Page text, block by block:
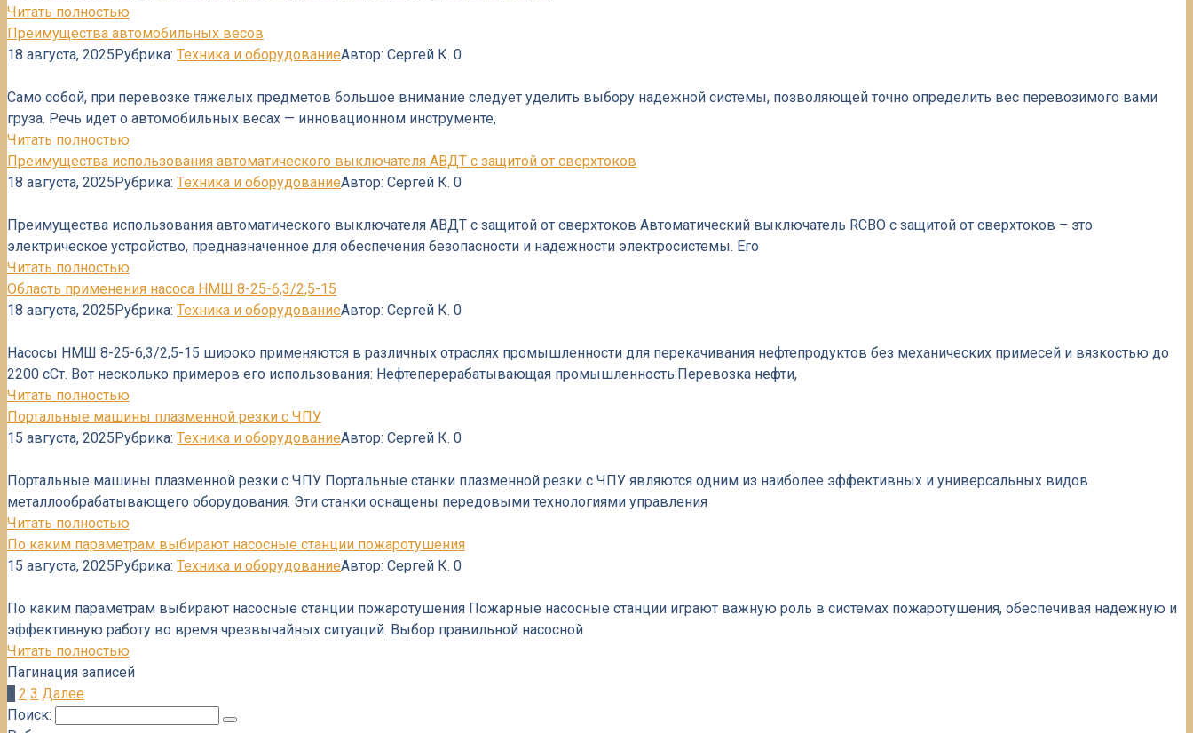
Читать полностью
Преимущества автомобильных весов
18 августа, 2025Рубрика: Техника и оборудованиеАвтор: Сергей К. 0
Само собой, при перевозке тяжелых предметов большое внимание следует уделить выбору надежной системы, позволяющей точно определить вес перевозимого вами
груза. Речь идет о автомобильных весах — инновационном инструменте,
Читать полностью
Преимущества использования автоматического выключателя АВДТ с защитой от сверхтоков
18 августа, 2025Рубрика: Техника и оборудованиеАвтор: Сергей К. 0
Преимущества использования автоматического выключателя АВДТ с защитой от сверхтоков Автоматический выключатель RCBO с защитой от сверхтоков – это
электрическое устройство, предназначенное для обеспечения безопасности и надежности электросистемы. Его
Читать полностью
Область применения насоса НМШ 8-25-6,3/2,5-15
18 августа, 2025Рубрика: Техника и оборудованиеАвтор: Сергей К. 0
Насосы НМШ 8-25-6,3/2,5-15 широко применяются в различных отраслях промышленности для перекачивания нефтепродуктов без механических примесей и вязкостью до
2200 сСт.​ Вот несколько примеров его использования: Нефтеперерабатывающая промышленность:Перевозка нефти,
Читать полностью
Портальные машины плазменной резки с ЧПУ
15 августа, 2025Рубрика: Техника и оборудованиеАвтор: Сергей К. 0
Портальные машины плазменной резки с ЧПУ Портальные станки плазменной резки с ЧПУ являются одним из наиболее эффективных и универсальных видов
металлообрабатывающего оборудования. Эти станки оснащены передовыми технологиями управления
Читать полностью
По каким параметрам выбирают насосные станции пожаротушения
15 августа, 2025Рубрика: Техника и оборудованиеАвтор: Сергей К. 0
По каким параметрам выбирают насосные станции пожаротушения Пожарные насосные станции играют важную роль в системах пожаротушения, обеспечивая надежную и
эффективную работу во время чрезвычайных ситуаций. Выбор правильной насосной
Читать полностью
Пагинация записей
1 2 3 Далее
Поиск: